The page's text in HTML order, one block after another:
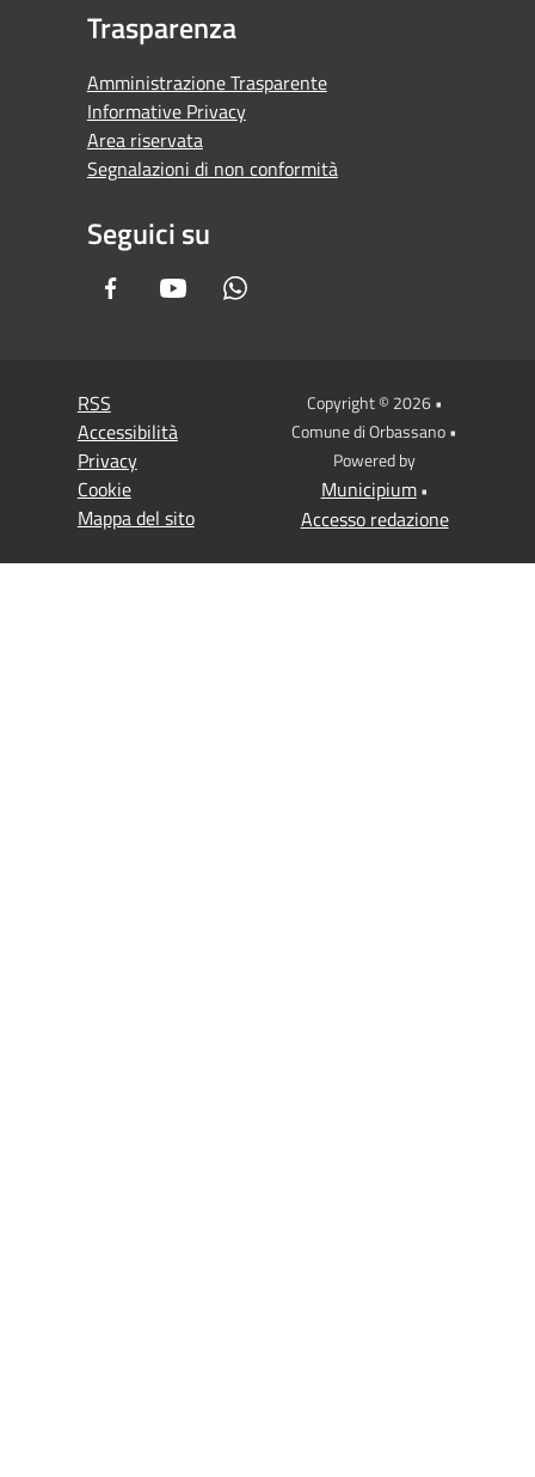
Trasparenza
Amministrazione Trasparente
Informative Privacy
Area riservata
Segnalazioni di non conformità
Seguici su
FacebookYoutube
RSS
Accessibilità
Privacy
Cookie
Mappa del sito
Copyright © 2026 •
Comune di Orbassano •
Powered by
Municipium•
Accesso redazione